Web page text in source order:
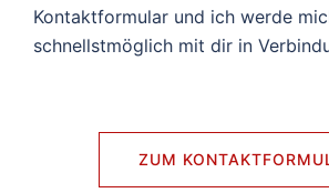
Kontaktformular und ich werde
schnellstmöglich mit dir in
ZUM